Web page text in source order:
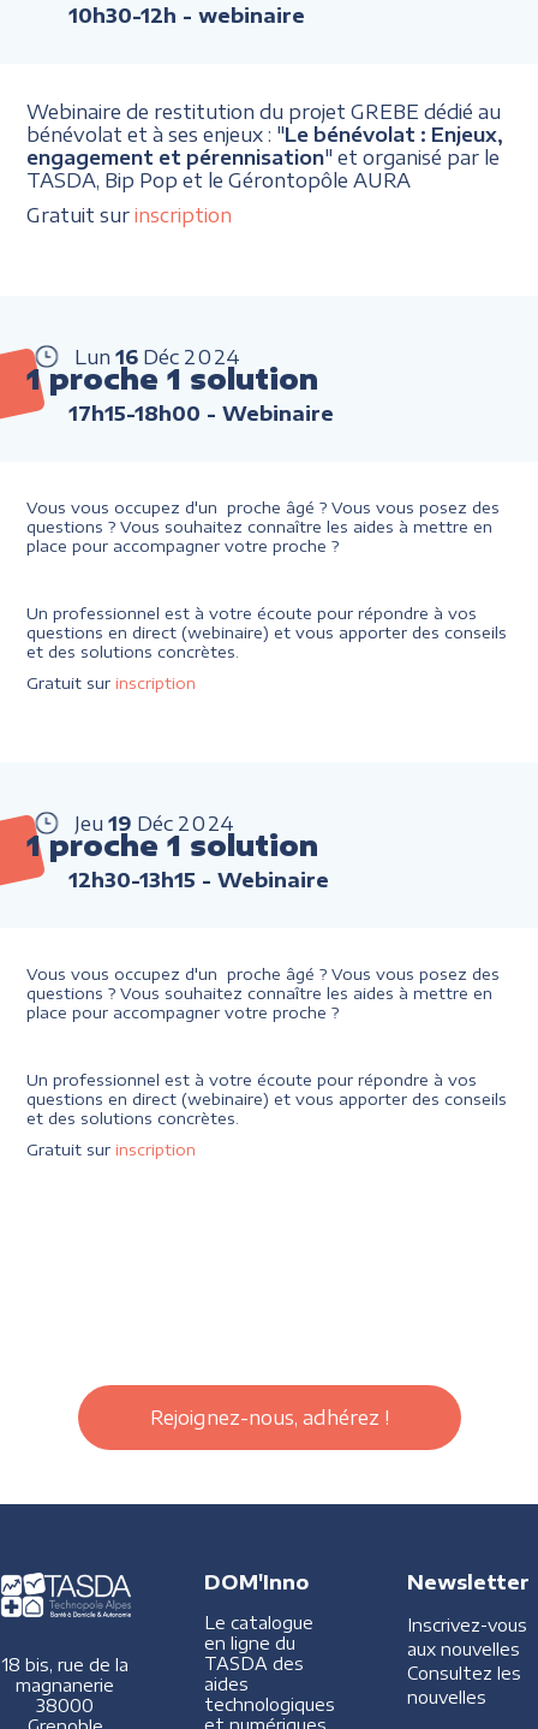
10h30-12h - webinaire
Webinaire de restitution du projet GREBE dédié au
bénévolat et à ses enjeux : "Le bénévolat : Enjeux,
engagement et pérennisation" et organisé par le
TASDA, Bip Pop et le Gérontopôle AURA
Gratuit surinscription
Lun 16 Déc 2024
1 proche 1 solution
17h15-18h00 - Webinaire
Vous vous occupez d'un proche âgé ? Vous vous posez des
questions ? Vous souhaitez connaître les aides à mettre en
place pour accompagner votre proche ?
Un professionnel est à votre écoute pour répondre à vos
questions en direct (webinaire) et vous apporter des conseils
et des solutions concrètes.
Gratuit sur inscription
Jeu 19 Déc 2024
1 proche 1 solution
12h30-13h15 - Webinaire
Vous vous occupez d'un proche âgé ? Vous vous posez des
questions ? Vous souhaitez connaître les aides à mettre en
place pour accompagner votre proche ?
Un professionnel est à votre écoute pour répondre à vos
questions en direct (webinaire) et vous apporter des conseils
et des solutions concrètes.
Gratuit sur inscription
Rejoignez-nous, adhérez !
18 bis, rue de la
magnanerie
38000
DOM'Inno
Le catalogue
en ligne du
TASDA des
aides
technologiques
Newsletter
Inscrivez-vous
aux nouvelles
Consultez les
nouvelles